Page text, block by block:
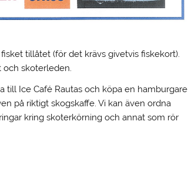
tillåtet (för det krävs givetvis fiskekort).
och skoterleden.
till Ice Café Rautas och köpa en hamburgare
på riktigt skogskaffe. Vi kan även ordna
kring skoterkörning och annat som rör